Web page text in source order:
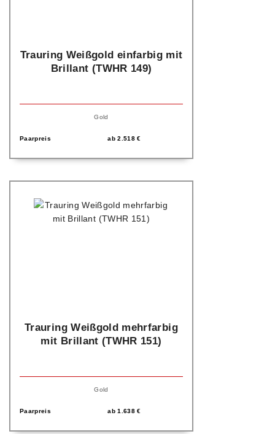
Trauring Weißgold einfarbig mit
Brillant (TWHR 149)
Gold
Paarpreis ab2.518€
Trauring Weißgold mehrfarbig
mit Brillant (TWHR 151)
Gold
Paarpreis ab1.638€